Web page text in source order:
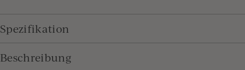
Spezifikation
Beschreibung